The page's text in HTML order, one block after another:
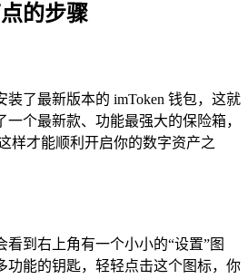
的步骤
装了最新版本的 imToken 钱包，这就
个最新款、功能最强大的保险箱，
样才能顺利开启你的数字资产之
看到右上角有一个小小的“设置”图
功能的钥匙，轻轻点击这个图标，你